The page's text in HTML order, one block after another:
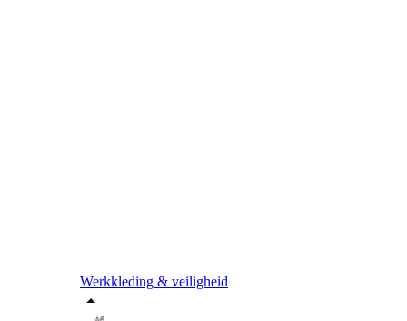
Werkkleding & veiligheid